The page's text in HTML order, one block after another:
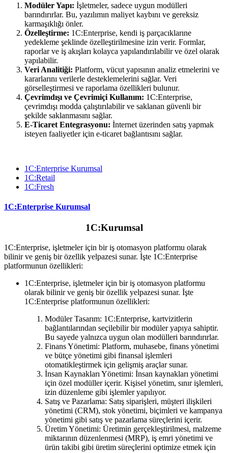
Modüler Yapı: İşletmeler, sadece uygun modülleri
barındırırlar. Bu, yazılımın maliyet kaybını ve gereksiz
karmaşıklığı önler.
Özelleştirme: 1C:Enterprise, kendi iş parçacıklarıne
yedekleme şeklinde özelleştirilmesine izin verir. Formlar,
raporlar ve iş akışları kolayca yapılandırılabilir ve özel olarak
yapılabilir.
Veri Analitiği: Platform, vücut yapısının analiz etmelerini ve
kararlarını verilerle desteklemelerini sağlar. Veri
görselleştirmesi ve raporlama özellikleri bulunur.
Çevrimdışı ve Çevrimiçi Kullanım: 1C:Enterprise,
çevrimdışı modda çalıştırılabilir ve saklanan güvenli bir
şekilde saklanmasını sağlar.
E-Ticaret Entegrasyonu: İnternet üzerinden satış yapmak
isteyen faaliyetler için e-ticaret bağlantısını sağlar.
1C:Enterprise Kurumsal
1C:Retail
1C:Fresh
1C:Enterprise Kurumsal
1C:Kurumsal
1C:Enterprise, işletmeler için bir iş otomasyon platformu olarak
bilinir ve geniş bir özellik yelpazesi sunar. İşte 1C:Enterprise
platformunun özellikleri:
1C:Enterprise, işletmeler için bir iş otomasyon platformu
olarak bilinir ve geniş bir özellik yelpazesi sunar. İşte
1C:Enterprise platformunun özellikleri:
Modüler Tasarım: 1C:Enterprise, kartvizitlerin
bağlantılarından seçilebilir bir modüler yapıya sahiptir.
Bu sayede yalnızca uygun olan modülleri barındırırlar.
Finans Yönetimi: Platform, muhasebe, finans yönetimi
ve bütçe yönetimi gibi finansal işlemleri
otomatikleştirmek için gelişmiş araçlar sunar.
İnsan Kaynakları Yönetimi: İnsan kaynakları yönetimi
için özel modüller içerir. Kişisel yönetim, sınır işlemleri,
izin düzenleme gibi işlemler yapılıyor.
Satış ve Pazarlama: Satış siparişleri, müşteri ilişkileri
yönetimi (CRM), stok yönetimi, biçimleri ve kampanya
yönetimi gibi satış ve pazarlama süreçlerini içerir.
Üretim Yönetimi: Üretimin gerçekleştirilmesi, malzeme
miktarının düzenlenmesi (MRP), iş emri yönetimi ve
ürün takibi gibi üretim süreçlerini optimize etmek için